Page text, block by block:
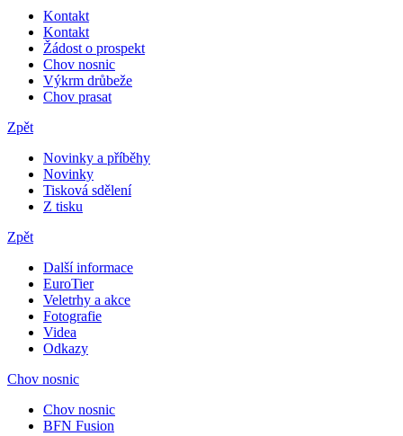
Kontakt
Kontakt
Žádost o prospekt
Chov nosnic
Výkrm drůbeže
Chov prasat
Zpět
Novinky a příběhy
Novinky
Tisková sdělení
Z tisku
Zpět
Další informace
EuroTier
Veletrhy a akce
Fotografie
Videa
Odkazy
Chov nosnic
Chov nosnic
BFN Fusion